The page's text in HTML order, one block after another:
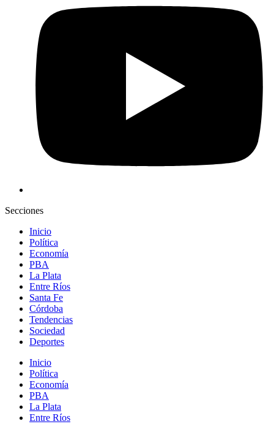
Secciones
Inicio
Política
Economía
PBA
La Plata
Entre Ríos
Santa Fe
Córdoba
Tendencias
Sociedad
Deportes
Inicio
Política
Economía
PBA
La Plata
Entre Ríos